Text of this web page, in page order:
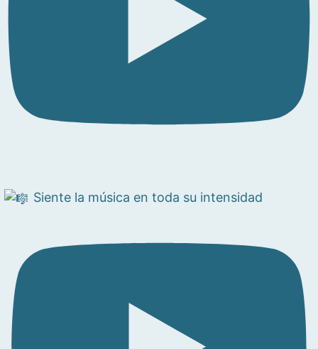
Siente la música en toda su intensidad